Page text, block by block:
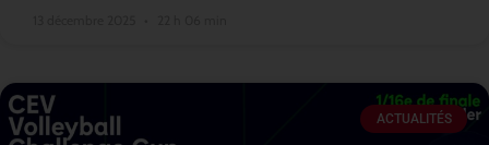
ACTUALITÉS